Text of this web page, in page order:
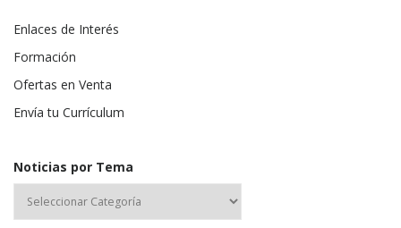
Enlaces de Interés
Formación
Ofertas en Venta
Envía tu Currículum
Noticias por Tema